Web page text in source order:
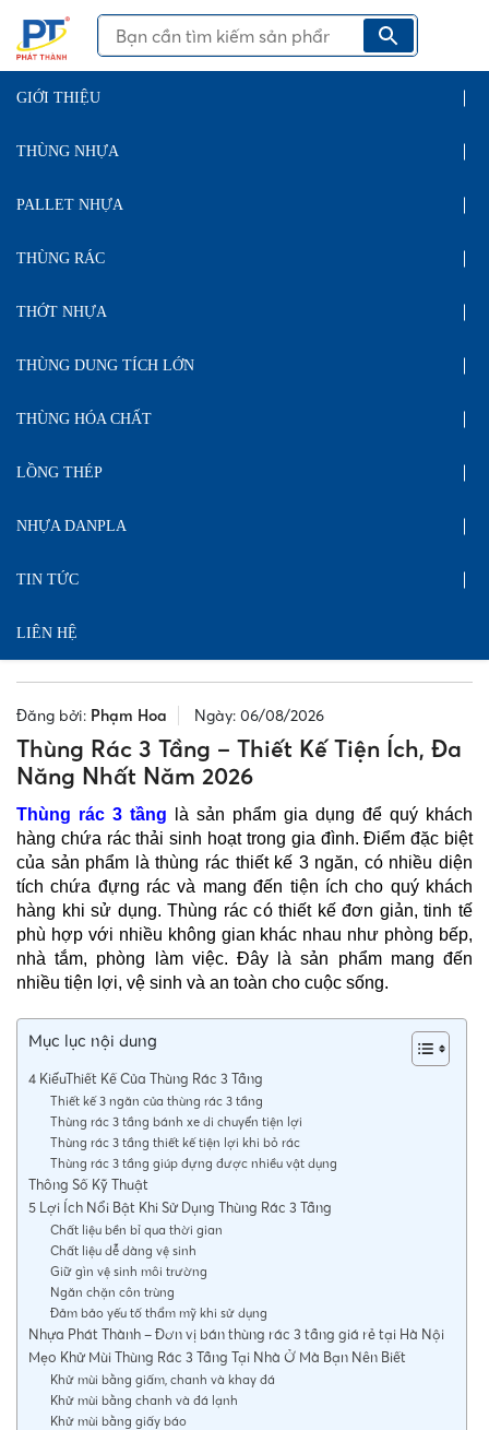
GIỚI THIỆU
THÙNG NHỰA
PALLET NHỰA
THÙNG RÁC
THỚT NHỰA
THÙNG DUNG TÍCH LỚN
THÙNG HÓA CHẤT
LỒNG THÉP
NHỰA DANPLA
TIN TỨC
LIÊN HỆ
Đăng bởi: Phạm Hoa Ngày: 06/08/2026
Thùng Rác 3 Tầng – Thiết Kế Tiện Ích, Đa
Năng Nhất Năm 2026
Thùng rác 3 tầng là sản phẩm gia dụng để quý khách
hàng chứa rác thải sinh hoạt trong gia đình. Điểm đặc biệt
của sản phẩm là thùng rác thiết kế 3 ngăn, có nhiều diện
tích chứa đựng rác và mang đến tiện ích cho quý khách
hàng khi sử dụng. Thùng rác có thiết kế đơn giản, tinh tế
phù hợp với nhiều không gian khác nhau như phòng bếp,
nhà tắm, phòng làm việc. Đây là sản phẩm mang đến
nhiều tiện lợi, vệ sinh và an toàn cho cuộc sống.
Mục lục nội dung
4 KiểuThiết Kế Của Thùng Rác 3 Tầng
Thiết kế 3 ngăn của thùng rác 3 tầng
Thùng rác 3 tầng bánh xe di chuyển tiện lợi
Thùng rác 3 tầng thiết kế tiện lợi khi bỏ rác
Thùng rác 3 tầng giúp đựng được nhiều vật dụng
Thông Số Kỹ Thuật
5 Lợi Ích Nổi Bật Khi Sử Dụng Thùng Rác 3 Tầng
Chất liệu bền bỉ qua thời gian
Chất liệu dễ dàng vệ sinh
Giữ gìn vệ sinh môi trường
Ngăn chặn côn trùng
Đảm bảo yếu tố thẩm mỹ khi sử dụng
Nhựa Phát Thành – Đơn vị bán thùng rác 3 tầng giá rẻ tại Hà Nội
Mẹo Khử Mùi Thùng Rác 3 Tầng Tại Nhà Ở Mà Bạn Nên Biết
Khử mùi bằng giấm, chanh và khay đá
Khử mùi bằng chanh và đá lạnh
Khử mùi bằng giấy báo